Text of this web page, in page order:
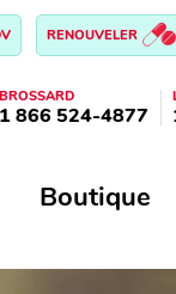
RENOUVELER
BROSSARD
1 866 524-4877
Boutique